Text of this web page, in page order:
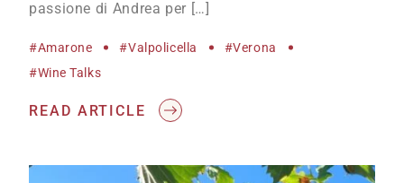
passione di Andrea per […]
#Amarone #Valpolicella
#Verona
#wine Talks
READ ARTICLE